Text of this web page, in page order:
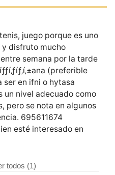
juego porque es uno
disfruto mucho
semana por la tarde
(preferible
ser en ifni o hytasa
un nivel adecuado como
pero se nota en algunos
695611674
esté interesado en
todos (1)